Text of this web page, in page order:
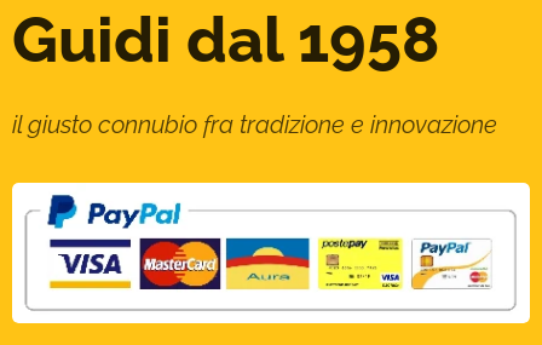
Guidi dal 1958
il giusto connubio fra tradizione e innovazione